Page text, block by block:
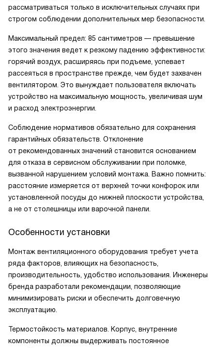
рассматриваться только в исключительных случаях при
строгом соблюдении дополнительных мер безопасности.
Максимальный предел: 85 сантиметров — превышение
этого значения ведет к резкому падению эффективности:
горячий воздух, расширяясь при подъеме, успевает
рассеяться в пространстве прежде, чем будет захвачен
вентилятором. Это вынуждает пользователя включать
устройство на максимальную мощность, увеличивая шум
и расход электроэнергии.
Соблюдение нормативов обязательно для сохранения
гарантийных обязательств. Отклонение
от рекомендованных значений становится основанием
для отказа в сервисном обслуживании при поломке,
вызванной нарушением условий монтажа. Важно помнить:
расстояние измеряется от верхней точки конфорок или
установленной посуды до нижней плоскости устройства,
а не от столешницы или варочной панели.
Особенности установки
Монтаж вентиляционного оборудования требует учета
ряда факторов, влияющих на безопасность,
производительность, удобство использования. Инженеры
бренда разработали рекомендации, позволяющие
минимизировать риски и обеспечить долговечную
эксплуатацию.
Термостойкость материалов. Корпус, внутренние
компоненты должны выдерживать постоянное